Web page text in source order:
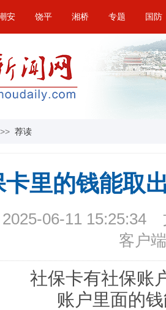
安 饶平 湘桥 专题 国防
>> 荐读
卡里的钱能取
06-11 15:25:34
客户端
社保卡有社保账
账户里面的